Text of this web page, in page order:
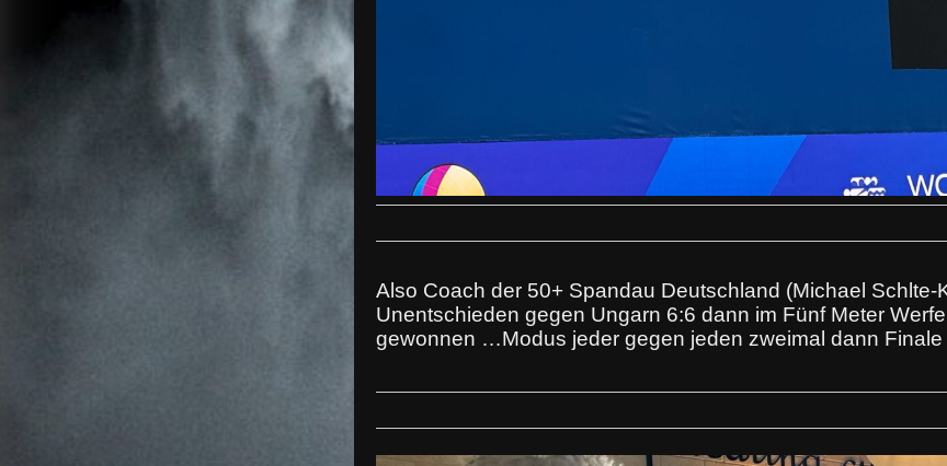
Also Coach der 50+ Spandau Deutschland (Michael
Unentschieden gegen Ungarn 6:6 dann im Fünf Meter
gewonnen …Modus jeder gegen jeden zweimal dann Finale